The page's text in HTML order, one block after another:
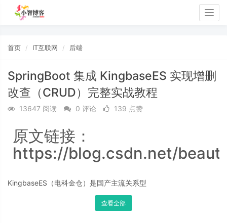
首页 IT互联网 后端
SpringBoot 集成 KingbaseES 实现增删
改查（CRUD）完整实战教程
13647 阅读 0 评论 139 点赞
原文链接：
https://blog.csdn.net/
KingbaseES（电科金仓）是国产主流关系型
查看全部